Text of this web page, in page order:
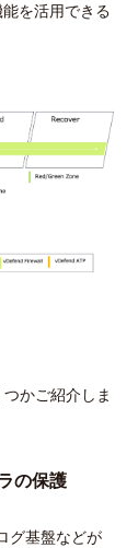
を活用できる
かご紹介しま
の保護
グ基盤などが